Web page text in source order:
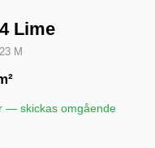
Lime
M
— skickas omgående